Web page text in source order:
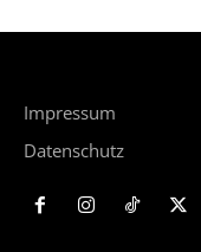
Impressum
Datenschutz